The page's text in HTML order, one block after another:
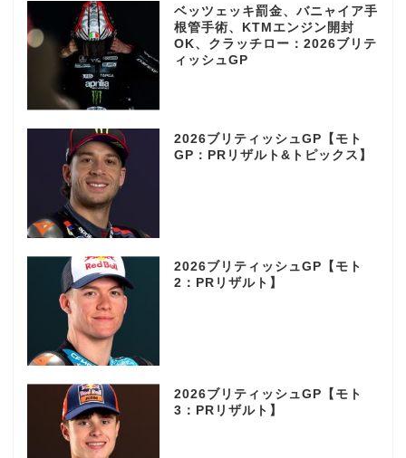
ベッツェッキ罰金、バニャイア手
根管手術、KTMエンジン開封
OK、クラッチロー：2026ブリテ
ィッシュGP
2026ブリティッシュGP【モト
GP：PRリザルト&トピックス】
2026ブリティッシュGP【モト
2：PRリザルト】
2026ブリティッシュGP【モト
3：PRリザルト】